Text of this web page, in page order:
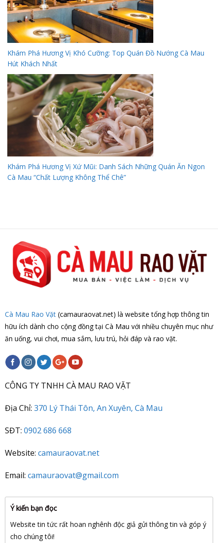
Khám Phá Hương Vị Khó Cưỡng: Top Quán Đồ Nướng Cà Mau
Hút Khách Nhất
Khám Phá Hương Vị Xứ Mũi: Danh Sách Những Quán Ăn Ngon
Cà Mau “Chất Lượng Không Thể Chê”
Cà Mau Rao Vặt (camauraovat.net) là website tổng hợp thông tin
hữu ích dành cho cộng đồng tại Cà Mau với nhiều chuyên mục như
ăn uống, vui chơi, mua sắm, lưu trú, hỏi đáp và rao vặt.
CÔNG TY TNHH CÀ MAU RAO VẶT
Địa Chỉ: 370 Lý Thái Tôn, An Xuyên, Cà Mau
SĐT: 0902 686 668
Website: camauraovat.net
Email: camauraovat@gmail.com
Ý kiến bạn đọc
Website tin tức rất hoan nghênh độc giả gửi thông tin và góp ý
cho chúng tôi!